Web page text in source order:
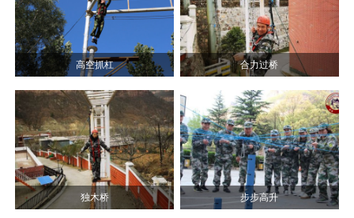
高空抓杠 合力过桥
独木桥 步步高升